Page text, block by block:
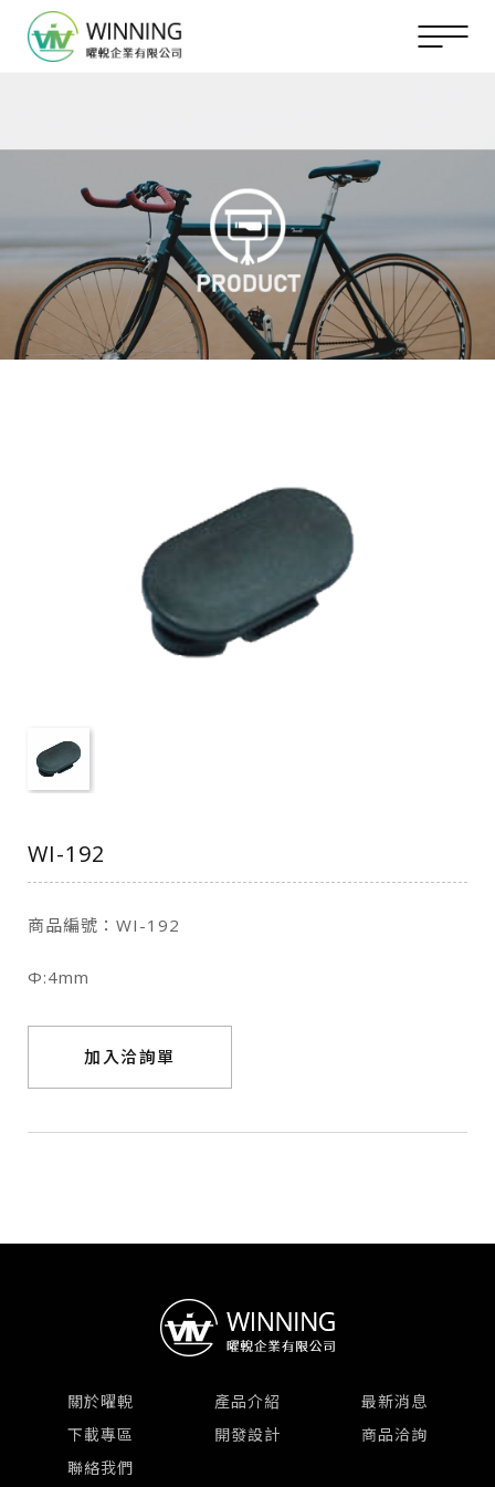
WI-192
商品編號：WI-192
Φ:4mm
加入洽詢單
關於曜輗 產品介紹
最新消息
下載專區
開發設計
商品洽詢
聯絡我們